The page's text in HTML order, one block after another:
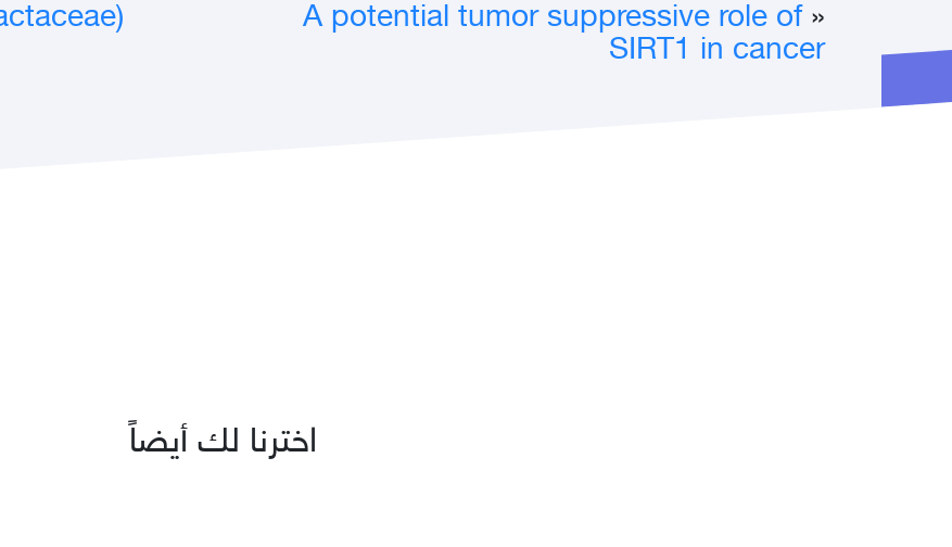
«
A potential tumor suppressive role of
SIRT1 in cancer
اخترنا لك أيضاً